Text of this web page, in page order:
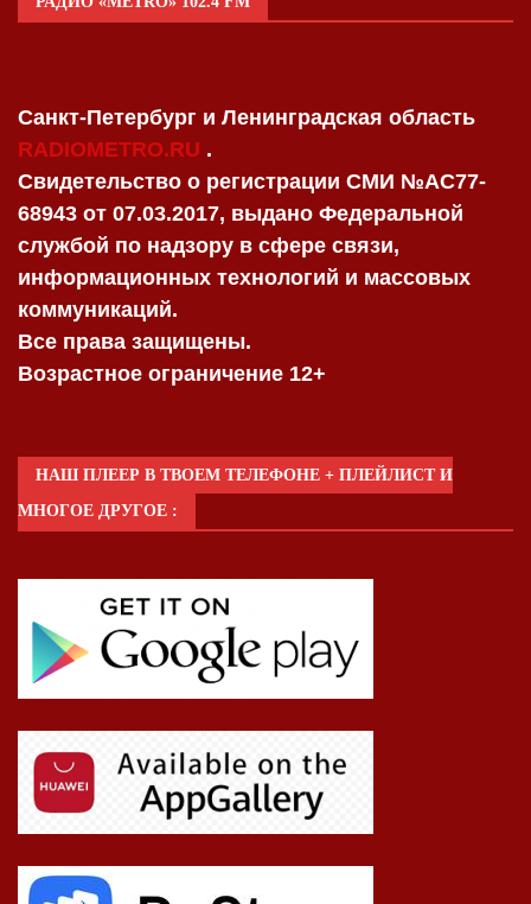
Санкт-Петербург и Ленинградская область
RADIOMETRO.RU .
Свидетельство о регистрации СМИ №AC77-
68943 от 07.03.2017, выдано Федеральной
службой по надзору в сфере связи,
информационных технологий и массовых
коммуникаций.
Все права защищены.
Возрастное ограничение 12+
НАШ ПЛЕЕР В ТВОЕМ ТЕЛЕФОНЕ + ПЛЕЙЛИСТ И
МНОГОЕ ДРУГОЕ :